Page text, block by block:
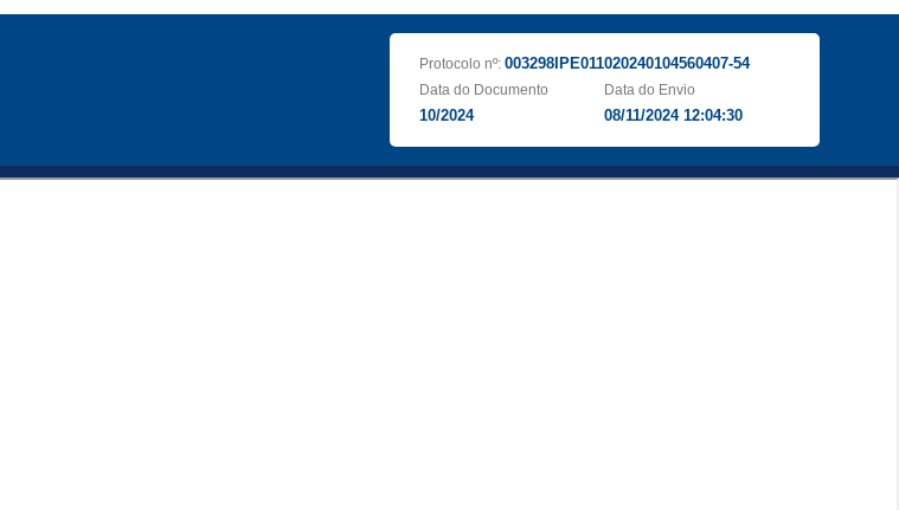
Protocolo nº: 003298IPE011020240104560407-54
Data do Documento
10/2024
Data do Envio
08/11/2024 12:04:30